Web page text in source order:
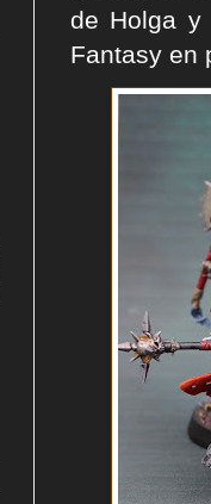
de Holga y
Fantasy en